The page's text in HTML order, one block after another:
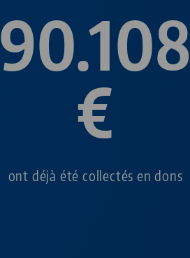
90.108
€
ont déjà été collectés en dons